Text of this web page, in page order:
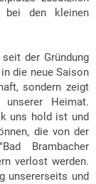
bei den kleinen
der Gründung
die neue Saison
sondern zeigt
Heimat.
uns hold ist und
die von der
Brambacher
verlost werden.
unsererseits und